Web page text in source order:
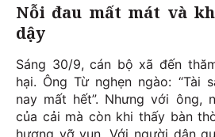
Nỗi đau mất mát và
dậy
Sáng 30/9, cán bộ xã đến
hại. Ông Từ nghẹn ngào: “Tài
nay mất hết”. Nhưng với ông,
của cải mà còn khi thấy bàn
hương vỡ vụn. Với người dân